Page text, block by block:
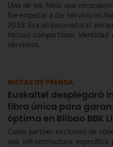
Uno de los hitos que
fue empezar a dar servicio en
2018. Era un paso natural,
incluso compartimos identidad
nerviosos.
NOTAS DE PRENSA
Euskaltel desplegará
fibra única para
óptima en Bilbao BBK
Como partner exclusivo de
una infraestructura específica